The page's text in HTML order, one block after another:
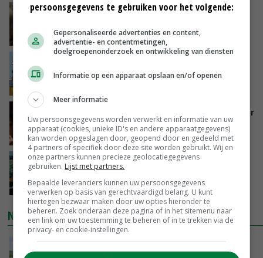
‘Samenwerking A-ware en Amalthea gaat
VANDAAG, 16:01
groot: Nederland in Europese top
Vlaamse varkensstapel krimpt, pluimveesector
groeit door schaalvergroting
VANDAAG, 15:20
‘Cijfer jezelf niet weg en doe vooral ook waar
je gelukkig van wordt’
VANDAAG, 13:31
NIEUWSTE VIDEO'S
POAH!: John Deere 7730
persoonsgegevens te gebruiken voor het volgende:
Gepersonaliseerde advertenties en content,
advertentie- en contentmetingen,
doelgroepenonderzoek en ontwikkeling van diensten
Informatie op een apparaat opslaan en/of openen
Meer informatie
Uw persoonsgegevens worden verwerkt en informatie van uw
apparaat (cookies, unieke ID's en andere apparaatgegevens)
kan worden opgeslagen door, geopend door en gedeeld met
4 partners of specifiek door deze site worden gebruikt. Wij en
onze partners kunnen precieze geolocatiegegevens
gebruiken. Lijst met partners.
Bepaalde leveranciers kunnen uw persoonsgegevens
verwerken op basis van gerechtvaardigd belang. U kunt
hiertegen bezwaar maken door uw opties hieronder te
beheren. Zoek onderaan deze pagina of in het sitemenu naar
een link om uw toestemming te beheren of in te trekken via de
privacy- en cookie-instellingen.